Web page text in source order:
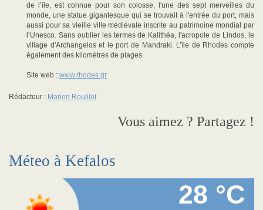
de l’île, est connue pour son colosse, l'une des sept merveilles du
monde, une statue gigantesque qui se trouvait à l'entrée du port, mais
aussi pour sa vieille ville médiévale inscrite au patrimoine mondial par
l’Unesco. Sans oublier les termes de Kalithéa, l'acropole de Lindos, le
village d'Archangelos et le port de Mandraki. L’île de Rhodes compte
également des kilomètres de plages.
Site web : www.rhodes.gr
Rédacteur : Marion Rouillot
Vous aimez ? Partagez !
Méteo à Kefalos
28 °C